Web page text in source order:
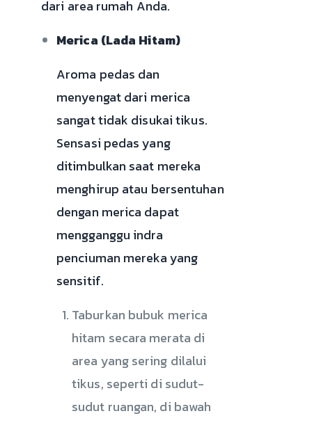
dari area rumah Anda.
Merica (Lada Hitam)
Aroma pedas dan
menyengat dari merica
sangat tidak disukai tikus.
Sensasi pedas yang
ditimbulkan saat mereka
menghirup atau bersentuhan
dengan merica dapat
mengganggu indra
penciuman mereka yang
sensitif.
Taburkan bubuk merica
hitam secara merata di
area yang sering dilalui
tikus, seperti di sudut-
sudut ruangan, di bawah